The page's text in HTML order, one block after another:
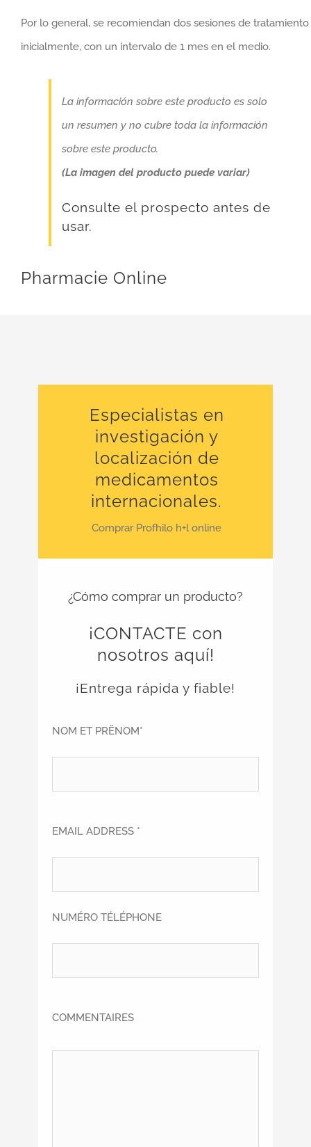
Por lo general, se recomiendan dos sesiones de tratamiento
inicialmente, con un intervalo de 1 mes en el medio.
La información sobre este producto es solo
un resumen y no cubre toda la información
sobre este producto.
(La imagen del producto puede variar)
Consulte el prospecto antes de
usar.
Pharmacie Online
Especialistas en
investigación y
localización de
medicamentos
internacionales.
Comprar Profhilo h+l online
¿Cómo comprar un producto?
¡CONTACTE con
nosotros aquí!
¡Entrega rápida y fiable!
NOM ET PRËNOM*
EMAIL ADDRESS *
NUMÉRO TÉLÉPHONE
COMMENTAIRES